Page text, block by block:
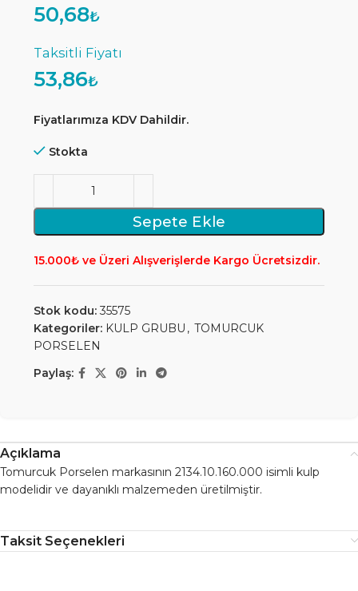
50,68₺
53,86₺
Fiyatlarımıza KDV Dahildir.
Stokta
Sepete Ekle
15.000₺ ve Üzeri Alışverişlerde Kargo Ücretsizdir.
Stok kodu:35575
Kategoriler: KULP GRUBU , TOMURCUK
PORSELEN
Paylaş:
Açıklama
Tomurcuk Porselen markasının 2134.10.160.000 isimli kulp
modelidir ve dayanıklı malzemeden üretilmiştir.
Taksit Seçenekleri